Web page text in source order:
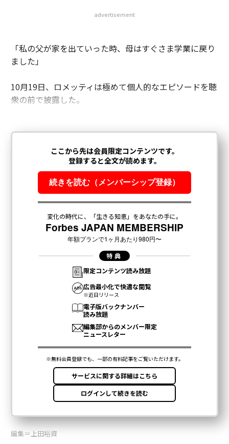
advertisement
「私の父が家を出ていった時、母はすぐさま学業に戻り
ました」
10月19日、ロメッティは極めて個人的なエピソードを聴
衆の前で披露した。
編集＝上田裕資